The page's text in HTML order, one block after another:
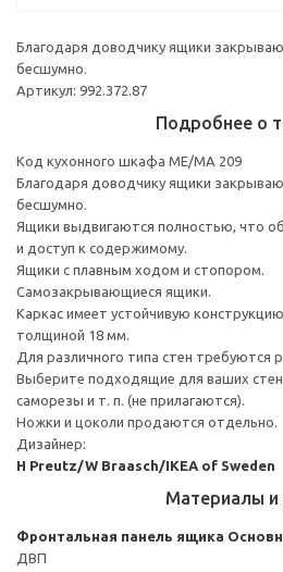
Благодаря доводчику ящики
бесшумно.
Артикул: 992.372.87
Подробнее о
Код кухонного шкафа ME/MA 209
Благодаря доводчику ящики
бесшумно.
Ящики выдвигаются полностью, что
и доступ к содержимому.
Ящики с плавным ходом и стопором.
Самозакрывающиеся ящики.
Каркас имеет устойчивую
толщиной 18 мм.
Для различного типа стен требуются
Выберите подходящие для ваших
саморезы и т. п. (не прилагаются).
Ножки и цоколи продаются отдельно.
Дизайнер:
H Preutz/W Braasch/IKEA of Sweden
Материалы и
Фронтальная панель ящика
ДВП